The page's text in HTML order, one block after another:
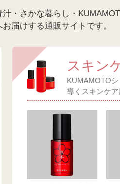
・さかな暮らし・
届けする通販サイトです。
スキン
KUMAMOTO
導くスキンケア